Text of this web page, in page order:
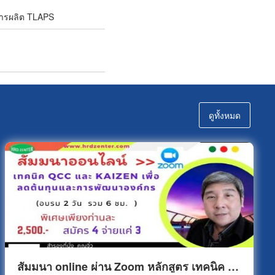
ผลิต TLAPS
ดูทั้งหมด
สัมมนา online ผ่าน Zoom หลักสูตร เทคนิค QCC และ KAIZEN เพื่อลดต้นทุนและการพัฒนาองค์กร